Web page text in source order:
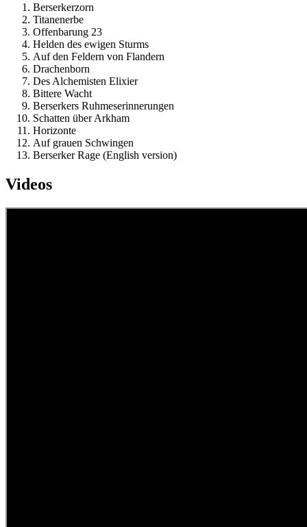
Berserkerzorn
Titanenerbe
Offenbarung 23
Helden des ewigen Sturms
Auf den Feldern von Flandern
Drachenborn
Des Alchemisten Elixier
Bittere Wacht
Berserkers Ruhmeserinnerungen
Schatten über Arkham
Horizonte
Auf grauen Schwingen
Berserker Rage (English version)
Videos